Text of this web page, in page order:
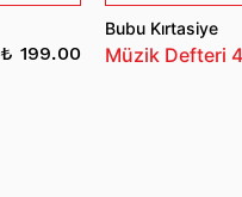
₺ 199.00
Bubu Kırtasiye
Müzik Defteri